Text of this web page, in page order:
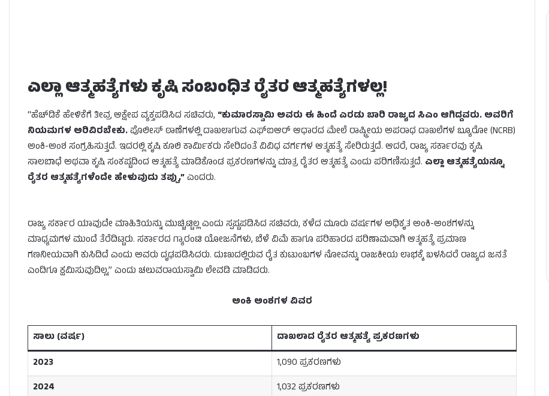
ಎಲ್ಲಾ ಆತ್ಮಹತ್ಯೆಗಳು ಕೃಷಿ ಸಂಬಂಧಿತ ರೈತರ ಆತ್ಮಹತ್ಯೆಗಳಲ್ಲ!
“ಹೆಚ್‌ಡಿಕೆ ಹೇಳಿಕೆಗೆ ತೀವ್ರ ಆಕ್ಷೇಪ ವ್ಯಕ್ತಪಡಿಸಿದ ಸಚಿವರು, “ಕುಮಾರಸ್ವಾಮಿ ಅವರು ಈ ಹಿಂದೆ ಎರಡು ಬಾರಿ ರಾಜ್ಯದ ಸಿಎಂ ಆಗಿದ್ದವರು. ಅವರಿಗೆ
ನಿಯಮಗಳ ಅರಿವಿರಬೇಕು.ಪೊಲೀಸ್ ಠಾಣೆಗಳಲ್ಲಿ ದಾಖಲಾಗುವ ಎಫ್‌ಐಆರ್ ಆಧಾರದ ಮೇಲೆ ರಾಷ್ಟ್ರೀಯ ಅಪರಾಧ ದಾಖಲೆಗಳ ಬ್ಯೂರೋ (NCRB)
ಅಂಕಿ-ಅಂಶ ಸಂಗ್ರಹಿಸುತ್ತದೆ. ಇದರಲ್ಲಿ ಕೃಷಿ ಕೂಲಿ ಕಾರ್ಮಿಕರು ಸೇರಿದಂತೆ ವಿವಿಧ ವರ್ಗಗಳ ಆತ್ಮಹತ್ಯೆ ಸೇರಿರುತ್ತದೆ. ಆದರೆ, ರಾಜ್ಯ ಸರ್ಕಾರವು ಕೃಷಿ
ಸಾಲಬಾಧೆ ಅಥವಾ ಕೃಷಿ ಸಂಕಷ್ಟದಿಂದ ಆತ್ಮಹತ್ಯೆ ಮಾಡಿಕೊಂಡ ಪ್ರಕರಣಗಳನ್ನು ಮಾತ್ರ ರೈತರ ಆತ್ಮಹತ್ಯೆ ಎಂದು ಪರಿಗಣಿಸುತ್ತದೆ. ಎಲ್ಲಾ ಆತ್ಮಹತ್ಯೆಯನ್ನೂ
ರೈತರ ಆತ್ಮಹತ್ಯೆಗಳೆಂದೇ ಹೇಳುವುದು ತಪ್ಪು,”ಎಂದರು.
ರಾಜ್ಯ ಸರ್ಕಾರ ಯಾವುದೇ ಮಾಹಿತಿಯನ್ನು ಮುಚ್ಚಿಟ್ಟಿಲ್ಲ ಎಂದು ಸ್ಪಷ್ಟಪಡಿಸಿದ ಸಚಿವರು, ಕಳೆದ ಮೂರು ವರ್ಷಗಳ ಅಧಿಕೃತ ಅಂಕಿ-ಅಂಶಗಳನ್ನು
ಮಾಧ್ಯಮಗಳ ಮುಂದೆ ತೆರೆದಿಟ್ಟರು. ಸರ್ಕಾರದ ಗ್ಯಾರಂಟಿ ಯೋಜನೆಗಳು, ಬೆಳೆ ವಿಮೆ ಹಾಗೂ ಪರಿಹಾರದ ಪರಿಣಾಮವಾಗಿ ಆತ್ಮಹತ್ಯೆ ಪ್ರಮಾಣ
ಗಣನೀಯವಾಗಿ ಕುಸಿದಿದೆ ಎಂದು ಅವರು ದೃಢಪಡಿಸಿದರು. ದುಃಖದಲ್ಲಿರುವ ರೈತ ಕುಟುಂಬಗಳ ನೋವನ್ನು ರಾಜಕೀಯ ಲಾಭಕ್ಕೆ ಬಳಸಿದರೆ ರಾಜ್ಯದ ಜನತೆ
ಎಂದಿಗೂ ಕ್ಷಮಿಸುವುದಿಲ್ಲ,” ಎಂದು ಚಲುವರಾಯಸ್ವಾಮಿ ಲೇವಡಿ ಮಾಡಿದರು.
ಅಂಕಿ ಅಂಶಗಳ ವಿವರ
ಸಾಲು (ವರ್ಷ)
ದಾಖಲಾದ ರೈತರ ಆತ್ಮಹತ್ಯೆ ಪ್ರಕರಣಗಳು
2023
1,090 ಪ್ರಕರಣಗಳು
2024
1,032 ಪ್ರಕರಣಗಳು